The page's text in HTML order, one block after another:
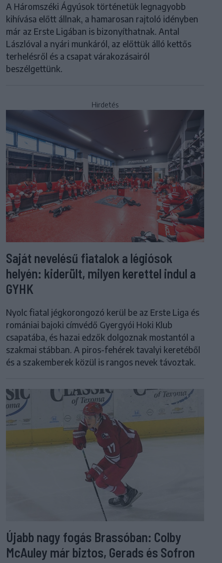
A Háromszéki Ágyúsok történetük legnagyobb
kihívása előtt állnak, a hamarosan rajtoló idényben
már az Erste Ligában is bizonyíthatnak. Antal
Lászlóval a nyári munkáról, az előttük álló kettős
terhelésről és a csapat várakozásairól
beszélgettünk.
Hirdetés
Saját nevelésű fiatalok a légiósok
helyén: kiderült, milyen kerettel indul a
GYHK
Nyolc fiatal jégkorongozó kerül be az Erste Liga és
romániai bajoki címvédő Gyergyói Hoki Klub
csapatába, és hazai edzők dolgoznak mostantól a
szakmai stábban. A piros-fehérek tavalyi keretéből
és a szakemberek közül is rangos nevek távoztak.
Újabb nagy fogás Brassóban: Colby
McAuley már biztos, Gerads és Sofron